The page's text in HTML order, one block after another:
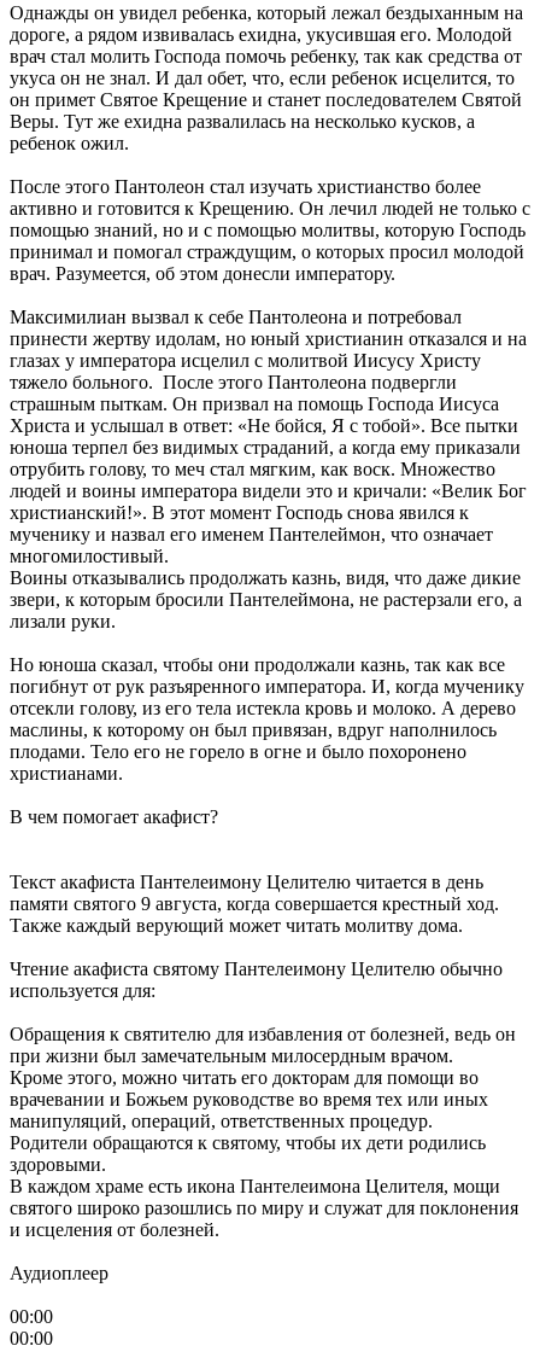
Однажды он увидел ребенка, который лежал бездыханным на
дороге, а рядом извивалась ехидна, укусившая его. Молодой
врач стал молить Господа помочь ребенку, так как средства от
укуса он не знал. И дал обет, что, если ребенок исцелится, то
он примет Святое Крещение и станет последователем Святой
Веры. Тут же ехидна развалилась на несколько кусков, а
ребенок ожил.
После этого Пантолеон стал изучать христианство более
активно и готовится к Крещению. Он лечил людей не только с
помощью знаний, но и с помощью молитвы, которую Господь
принимал и помогал страждущим, о которых просил молодой
врач. Разумеется, об этом донесли императору.
Максимилиан вызвал к себе Пантолеона и потребовал
принести жертву идолам, но юный христианин отказался и на
глазах у императора исцелил с молитвой Иисусу Христу
тяжело больного. После этого Пантолеона подвергли
страшным пыткам. Он призвал на помощь Господа Иисуса
Христа и услышал в ответ: «Не бойся, Я с тобой». Все пытки
юноша терпел без видимых страданий, а когда ему приказали
отрубить голову, то меч стал мягким, как воск. Множество
людей и воины императора видели это и кричали: «Велик Бог
христианский!». В этот момент Господь снова явился к
мученику и назвал его именем Пантелеймон, что означает
многомилостивый.
Воины отказывались продолжать казнь, видя, что даже дикие
звери, к которым бросили Пантелеймона, не растерзали его, а
лизали руки.
Но юноша сказал, чтобы они продолжали казнь, так как все
погибнут от рук разъяренного императора. И, когда мученику
отсекли голову, из его тела истекла кровь и молоко. А дерево
маслины, к которому он был привязан, вдруг наполнилось
плодами. Тело его не горело в огне и было похоронено
христианами.
В чем помогает акафист?
Текст акафиста Пантелеимону Целителю читается в день
памяти святого 9 августа, когда совершается крестный ход.
Также каждый верующий может читать молитву дома.
Чтение акафиста святому Пантелеимону Целителю обычно
используется для:
Обращения к святителю для избавления от болезней, ведь он
при жизни был замечательным милосердным врачом.
Кроме этого, можно читать его докторам для помощи во
врачевании и Божьем руководстве во время тех или иных
манипуляций, операций, ответственных процедур.
Родители обращаются к святому, чтобы их дети родились
здоровыми.
В каждом храме есть икона Пантелеимона Целителя, мощи
святого широко разошлись по миру и служат для поклонения
и исцеления от болезней.
Аудиоплеер
00:00
00:00